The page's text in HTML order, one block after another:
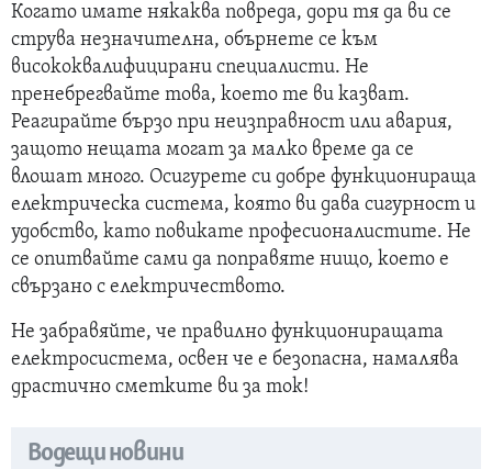
Когато имате някаква повреда, дори тя да ви се
струва незначителна, обърнете се към
висококвалифицирани специалисти. Не
пренебрегвайте това, което те ви казват.
Реагирайте бързо при неизправност или авария,
защото нещата могат за малко време да се
влошат много. Осигурете си добре функционираща
електрическа система, която ви дава сигурност и
удобство, като повикате професионалистите. Не
се опитвайте сами да поправяте нищо, което е
свързано с електричеството.
Не забравяйте, че правилно функциониращата
електросистема, освен че е безопасна, намалява
драстично сметките ви за ток!
Водещи новини